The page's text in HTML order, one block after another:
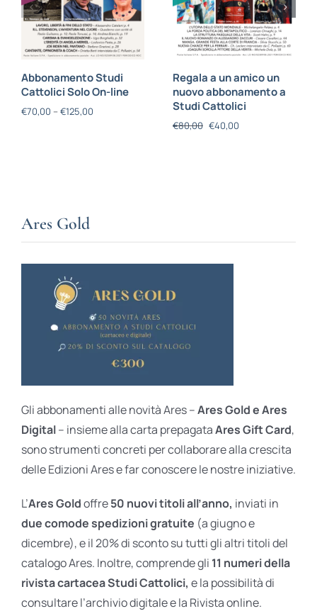
Abbonamento Studi
Cattolici Solo On-line
€70,00 – €125,00
Regala a un amico un
nuovo abbonamento a
Studi Cattolici
€80,00 €40,00
Ares Gold
Gli abbonamenti alle novità Ares –Ares Gold e Ares
Digital– insieme alla carta prepagataAres Gift Card,
sono strumenti concreti per collaborare alla crescita
delle Edizioni Ares e far conoscere le nostre iniziative.
L’Ares Goldoffre50 nuovi titoli all’anno, inviati in
due comode spedizioni gratuite (a giugno e
dicembre), e il 20% di sconto su tutti gli altri titoli del
catalogo Ares. Inoltre, comprende gli 11 numeri della
rivista cartacea Studi Cattolici, e la possibilità di
consultare l’archivio digitale e la Rivista online.